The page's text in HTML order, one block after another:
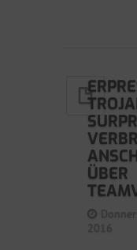
ÜBER
2016